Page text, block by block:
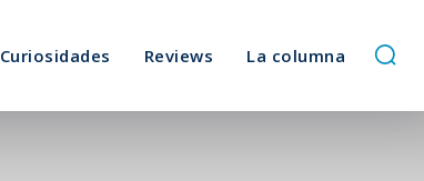
Curiosidades Reviews La columna